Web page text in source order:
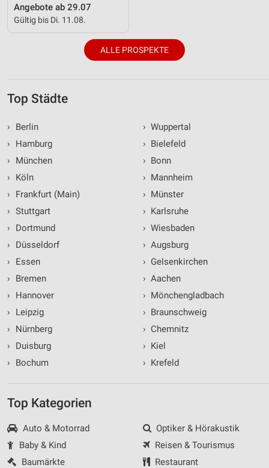
Angebote ab 29.07
Gültig bis Di. 11.08.
ALLE PROSPEKTE
Top Städte
›
Berlin
›
Hamburg
›
München
›
Köln
›
Frankfurt (Main)
› Stuttgart
›
Dortmund
›
Düsseldorf
›
Essen
›
Bremen
›
Hannover
›
Leipzig
›
Nürnberg
›
Duisburg
›
Bochum
› Wuppertal
› Bielefeld
› Bonn
› Mannheim
› Münster
› Karlsruhe
› Wiesbaden
› Augsburg
› Gelsenkirchen
› Aachen
› Mönchengladbach
› Braunschweig
› Chemnitz
› Kiel
› Krefeld
Top Kategorien
Auto & Motorrad
Baby & Kind
Baumärkte
Optiker & Hörakustik
Reisen & Tourismus
Restaurant